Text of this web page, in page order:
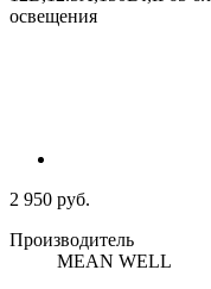
2 950 руб.
Производитель
MEAN WELL